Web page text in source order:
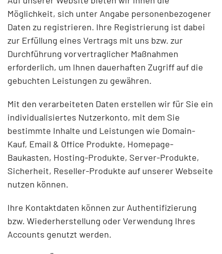
Möglichkeit, sich unter Angabe personenbezogener
Daten zu registrieren. Ihre Registrierung ist dabei
zur Erfüllung eines Vertrags mit uns bzw. zur
Durchführung vorvertraglicher Maßnahmen
erforderlich, um Ihnen dauerhaften Zugriff auf die
gebuchten Leistungen zu gewähren.
Mit den verarbeiteten Daten erstellen wir für Sie ein
individualisiertes Nutzerkonto, mit dem Sie
bestimmte Inhalte und Leistungen wie Domain-
Kauf, Email & Office Produkte, Homepage-
Baukasten, Hosting-Produkte, Server-Produkte,
Sicherheit, Reseller-Produkte auf unserer Webseite
nutzen können.
Ihre Kontaktdaten können zur Authentifizierung
bzw. Wiederherstellung oder Verwendung Ihres
Accounts genutzt werden.